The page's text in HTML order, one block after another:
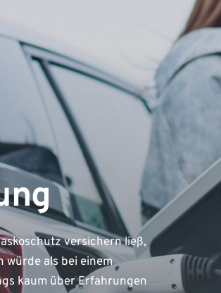
versichern ließ,
würde als bei einem
kaum über Erfahrungen